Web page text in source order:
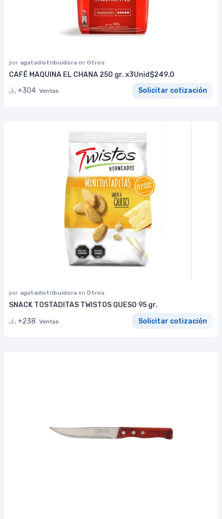
por agatadistribuidora en Otros
CAFÉ MAQUINA EL CHANA 250 gr. x3Unid$249.0
+304 Ventas Solicitar cotización
por agatadistribuidora en Otros
SNACK TOSTADITAS TWISTOS QUESO 95 gr.
+238 Ventas Solicitar cotización